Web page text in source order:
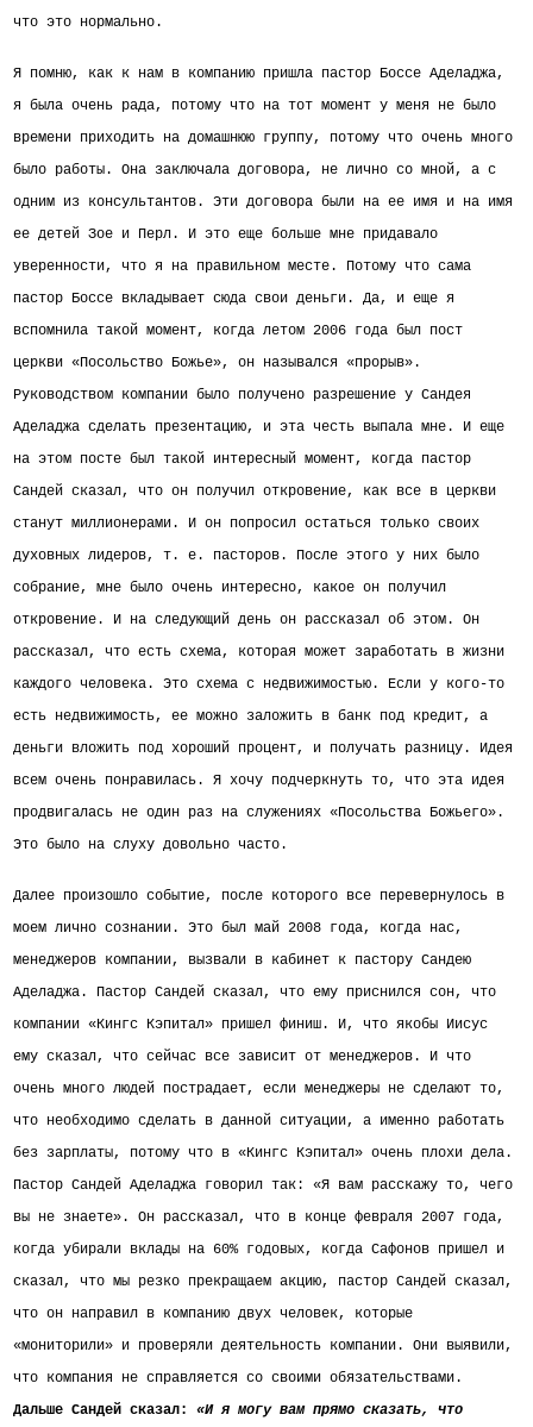
что это нормально.
Я помню, как к нам в компанию пришла пастор Боссе Аделаджа,
я была очень рада, потому что на тот момент у меня не было
времени приходить на домашнюю группу, потому что очень много
было работы. Она заключала договора, не лично со мной, а с
одним из консультантов. Эти договора были на ее имя и на имя
ее детей Зое и Перл. И это еще больше мне придавало
уверенности, что я на правильном месте. Потому что сама
пастор Боссе вкладывает сюда свои деньги. Да, и еще я
вспомнила такой момент, когда летом 2006 года был пост
церкви «Посольство Божье», он назывался «прорыв».
Руководством компании было получено разрешение у Сандея
Аделаджа сделать презентацию, и эта честь выпала мне. И еще
на этом посте был такой интересный момент, когда пастор
Сандей сказал, что он получил откровение, как все в церкви
станут миллионерами. И он попросил остаться только своих
духовных лидеров, т. е. пасторов. После этого у них было
собрание, мне было очень интересно, какое он получил
откровение. И на следующий день он рассказал об этом. Он
рассказал, что есть схема, которая может заработать в жизни
каждого человека. Это схема с недвижимостью. Если у кого-то
есть недвижимость, ее можно заложить в банк под кредит, а
деньги вложить под хороший процент, и получать разницу. Идея
всем очень понравилась. Я хочу подчеркнуть то, что эта идея
продвигалась не один раз на служениях «Посольства Божьего».
Это было на слуху довольно часто.
Далее произошло событие, после которого все перевернулось в
моем лично сознании. Это был май 2008 года, когда нас,
менеджеров компании, вызвали в кабинет к пастору Сандею
Аделаджа.
Пастор Сандей сказал, что ему приснился сон, что
компании «Кингс Кэпитал» пришел финиш. И, что якобы Иисус
ему сказал, что сейчас все зависит от менеджеров. И что
очень много людей пострадает, если менеджеры не сделают то,
что необходимо сделать в данной ситуации, а именно работать
без зарплаты, потому что в «Кингс Кэпитал» очень плохи дела.
Пастор Сандей Аделаджа говорил так: «Я вам расскажу то, чего
вы не знаете».
Он рассказал, что в конце февраля 2007 года,
когда убирали вклады на 60% годовых, когда Сафонов пришел и
сказал, что мы резко прекращаем акцию, пастор Сандей сказал,
что он направил в компанию двух человек, которые
«мониторили» и проверяли деятельность компании. Они выявили,
что компания не справляется со своими обязательствами.
Дальше Сандей сказал:
«И я могу вам прямо сказать, что